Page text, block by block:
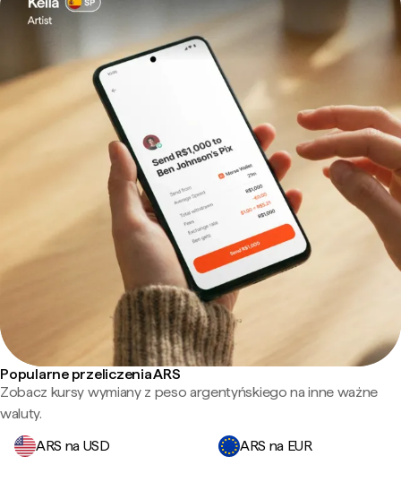
Popularne przeliczenia ARS
Zobacz kursy wymiany z peso argentyńskiego na inne ważne
waluty.
ARS na USD
ARS na EUR